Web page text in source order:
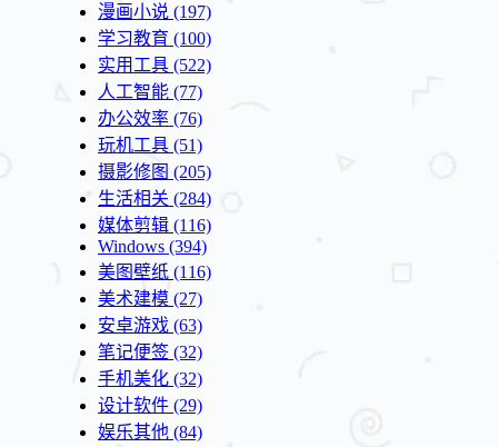
漫画小说 (197)
学习教育 (100)
实用工具 (522)
人工智能 (77)
办公效率 (76)
玩机工具 (51)
摄影修图 (205)
生活相关 (284)
媒体剪辑 (116)
Windows (394)
美图壁纸 (116)
美术建模 (27)
安卓游戏 (63)
笔记便签 (32)
手机美化 (32)
设计软件 (29)
娱乐其他 (84)